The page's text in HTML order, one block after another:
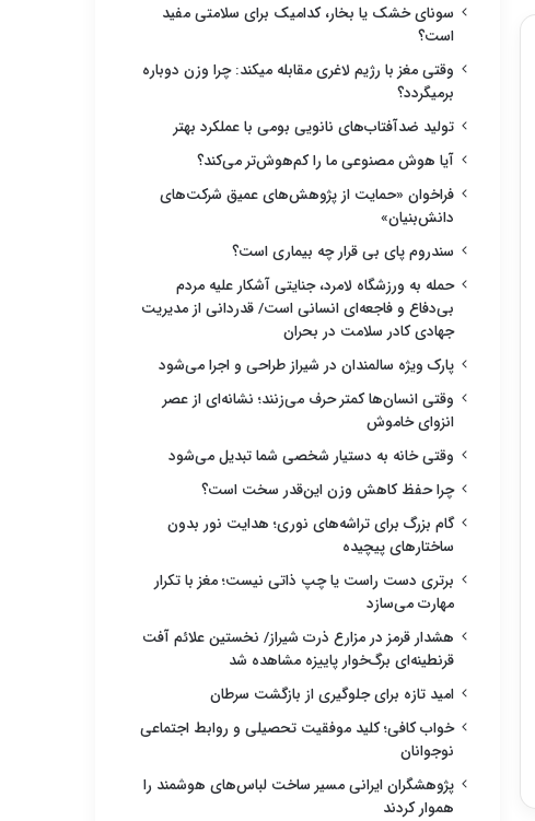
سونای خشک یا بخار، کدامیک برای سلامتی مفید
است؟
وقتی مغز با رژیم لاغری مقابله میکند: چرا وزن دوباره
برمیگردد؟
تولید ضدآفتاب‌های نانویی بومی با عملکرد بهتر
آیا هوش مصنوعی ما را کم‌هوش‌تر می‌کند؟
فراخوان «حمایت از پژوهش‌های عمیق شرکت‌های
دانش‌بنیان»
سندروم پای بی قرار چه بیماری است؟
حمله به ورزشگاه لامرد، جنایتی آشکار علیه مردم
بی‌دفاع و فاجعه‌ای انسانی است/ قدردانی از مدیریت
جهادی کادر سلامت در بحران
پارک ویژه سالمندان در شیراز طراحی و اجرا می‌شود
وقتی انسان‌ها کمتر حرف می‌زنند؛ نشانه‌ای از عصر
انزوای خاموش
وقتی خانه به دستیار شخصی شما تبدیل می‌شود
چرا حفظ کاهش وزن این‌قدر سخت است؟
گام بزرگ برای تراشه‌های نوری؛ هدایت نور بدون
ساختارهای پیچیده
برتری دست راست یا چپ ذاتی نیست؛ مغز با تکرار
مهارت می‌سازد
هشدار قرمز در مزارع ذرت شیراز/ نخستین علائم آفت
قرنطینه‌ای برگ‌خوار پاییزه مشاهده شد
امید تازه برای جلوگیری از بازگشت سرطان
خواب کافی؛ کلید موفقیت تحصیلی و روابط اجتماعی
نوجوانان
پژوهشگران ایرانی مسیر ساخت لباس‌های هوشمند را
هموار کردند